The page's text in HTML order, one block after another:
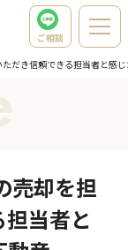
ご相談
だき信頼できる担当者と感
売却を担
当者と